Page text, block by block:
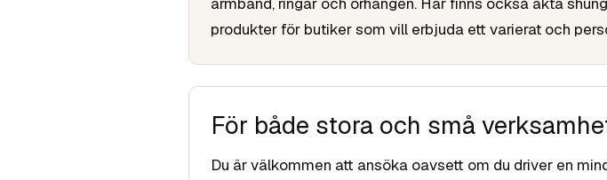
produkter för butiker som vill erbjuda ett varierat och
För både stora och små
Du är välkommen att ansöka oavsett om du driver en